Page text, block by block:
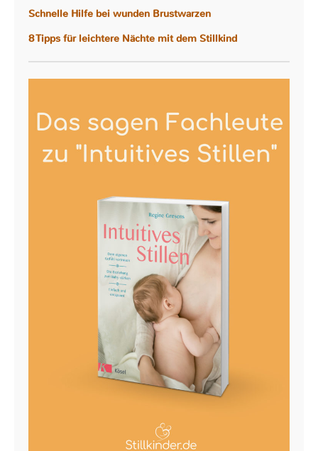
Schnelle Hilfe bei wunden Brustwarzen
8 Tipps für leichtere Nächte mit dem Stillkind